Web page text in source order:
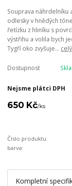
Souprava náhrdelníku
odlesky v hnědých
řetízku z hliníku s
výstřihu a volila bych
Tygří oko zvyšuje...
Dostupnost
Nejsme plátci DPH
650 Kč/ks
Číslo produktu:
barva:
Kompletní